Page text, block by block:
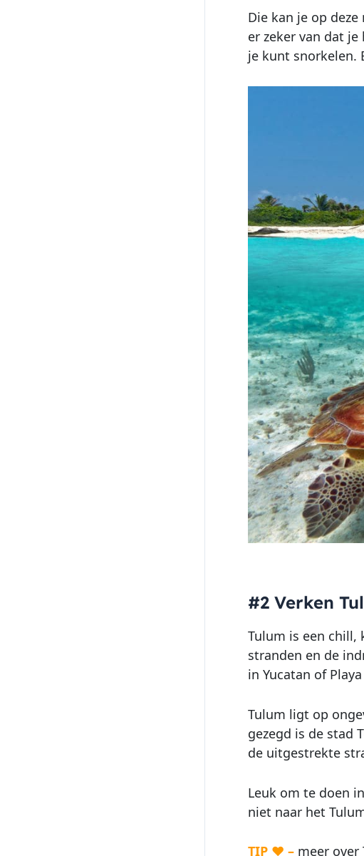
Die kan je op
er zeker van dat
je kunt snorkelen.
#2 Verken
Tulum is een chill,
stranden en de
in Yucatan of
Tulum ligt op
gezegd is de stad
de uitgestrekte
Leuk om te doen
niet naar het
TIP ♥ – meer over